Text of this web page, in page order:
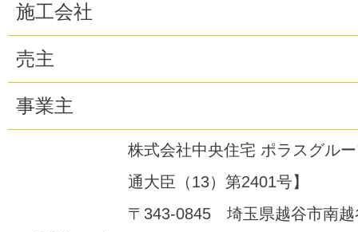
施工会社
売主
事業主
株式会社中央住宅 ポラスグル
通大臣（13）第2401号】
〒343-0845 埼玉県越谷市南越